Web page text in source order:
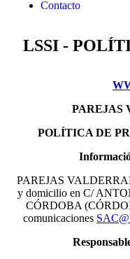
Contacto
LSSI -
PAREJAS
POLÍTICA DE
PAREJAS
y domicilio en C/
CÓRDOBA
comunicaciones